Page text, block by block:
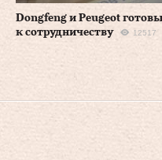
Dongfeng и Peugeot готовы
к сотрудничеству
12517